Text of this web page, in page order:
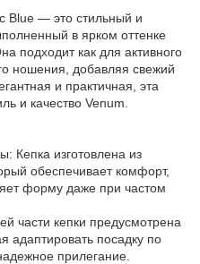
Blue — это стильный и
в ярком оттенке
подходит как для активного
ношения, добавляя свежий
и практичная, эта
и качество Venum.
Кепка изготовлена из
обеспечивает комфорт,
форму даже при частом
части кепки предусмотрена
адаптировать посадку по
прилегание.